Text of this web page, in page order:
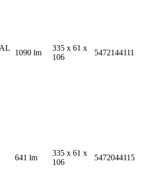
1090 lm
335 x 61 x
106
5472144111
641 lm
335 x 61 x
106
5472044115